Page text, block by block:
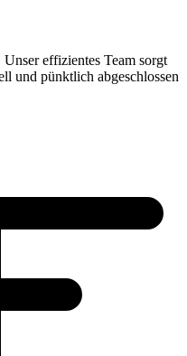
effizientes Team sorgt
und pünktlich abgeschlossen